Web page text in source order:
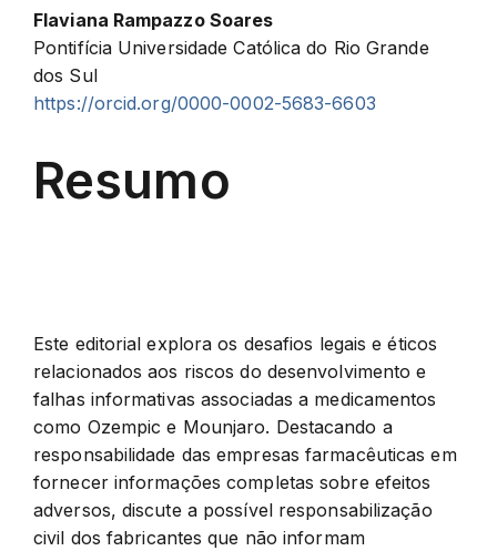
Conteúdo
do
principal
Flaviana Rampazzo Soares
Pontifícia Universidade Católica do Rio Grande
dos Sul
https://orcid.org/0000-0002-5683-6603
Resumo
Este editorial explora os desafios legais e éticos
relacionados aos riscos do desenvolvimento e
falhas informativas associadas a medicamentos
como Ozempic e Mounjaro. Destacando a
responsabilidade das empresas farmacêuticas em
fornecer informações completas sobre efeitos
adversos, discute a possível responsabilização
civil dos fabricantes que não informam